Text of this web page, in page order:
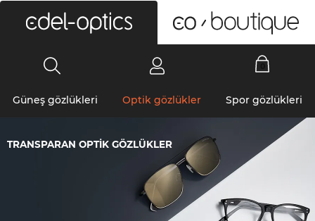
Güneş gözlükleri Optik gözlükler Spor gözlükleri
TRANSPARAN OPTIK GÖZLÜKLER